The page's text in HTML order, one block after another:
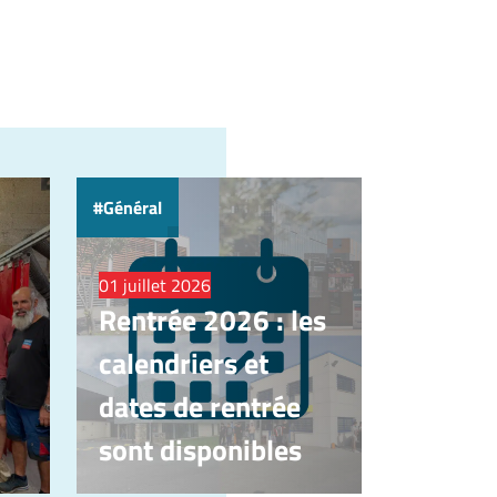
Général
01 juillet 2026
Rentrée 2026 : les
calendriers et
dates de rentrée
sont disponibles